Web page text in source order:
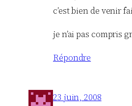
c’est bien de venir
je n’ai pas compris
Répondre
23 juin, 2008